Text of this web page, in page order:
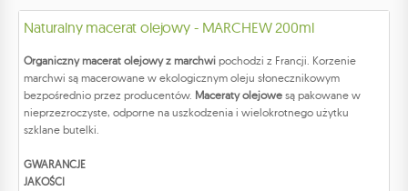
Naturalny macerat olejowy - MARCHEW 200ml
Organiczny macerat olejowy z marchwi pochodzi z Francji. Korzenie
marchwi są macerowane w ekologicznym oleju słonecznikowym
bezpośrednio przez producentów. Maceraty olejowe są pakowane w
nieprzezroczyste, odporne na uszkodzenia i wielokrotnego użytku
szklane butelki.
GWARANCJE
JAKOŚCI